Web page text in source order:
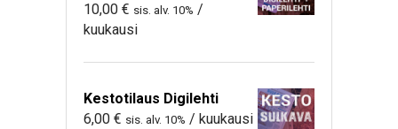
10,00 € sis. alv. 10% /
kuukausi
Kestotilaus Digilehti
6,00 € sis. alv. 10% / kuukausi